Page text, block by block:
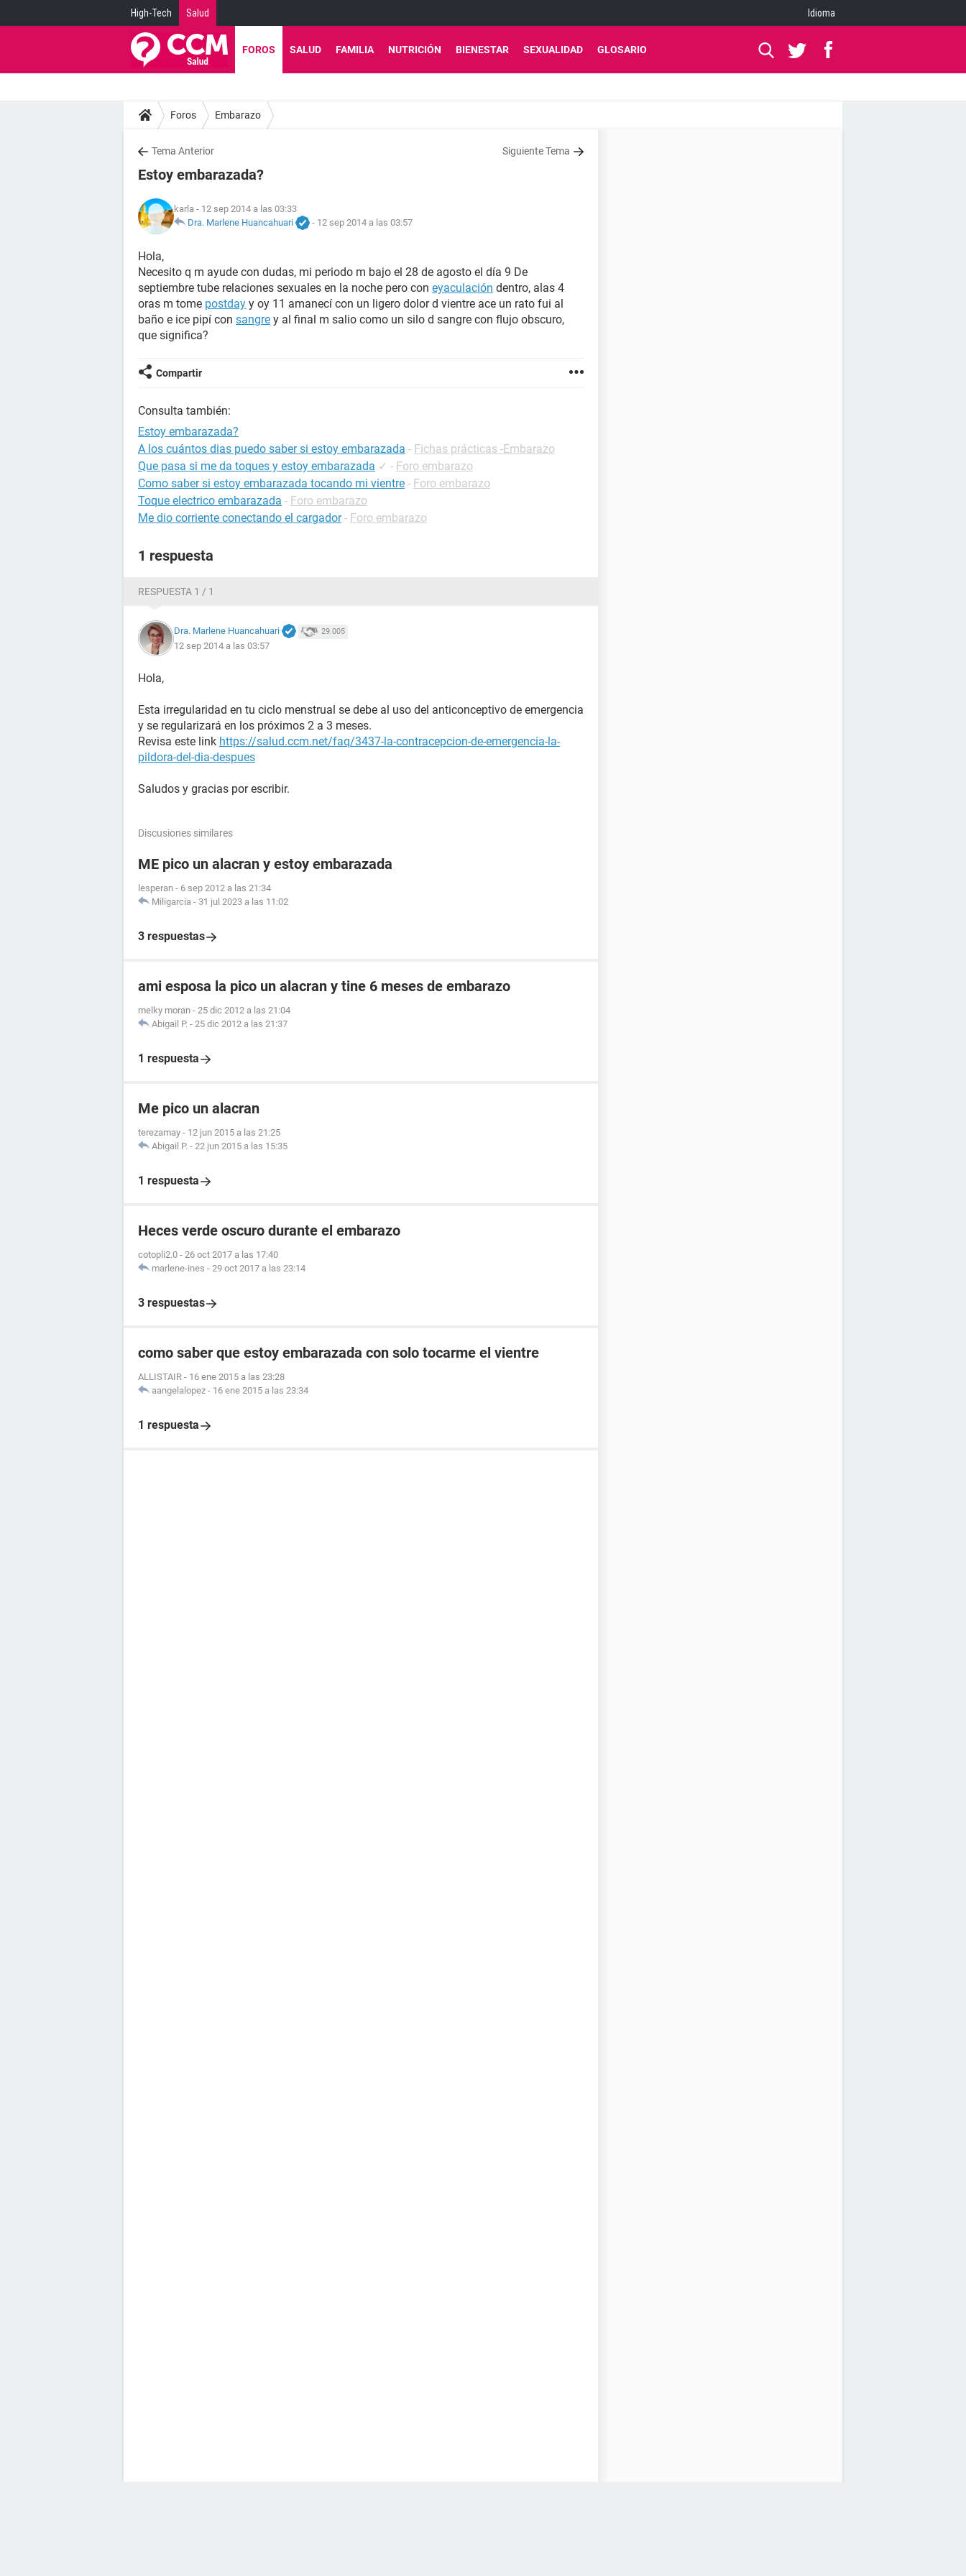
High-Tech Salud Idioma
FOROS SALUD FAMILIA NUTRICIÓN BIENESTAR SEXUALIDAD GLOSARIO
Foros Embarazo
Tema Anterior Siguiente Tema
Estoy embarazada?
karla - 12 sep 2014 a las 03:33
Dra. Marlene Huancahuari
- 12 sep 2014 a las 03:57
Hola,
Necesito q m ayude con dudas, mi periodo m bajo el 28 de agosto el día 9 De
septiembre tube relaciones sexuales en la noche pero con eyaculación dentro, alas 4
oras m tome postday y oy 11 amanecí con un ligero dolor d vientre ace un rato fui al
baño e ice pipí con sangre y al final m salio como un silo d sangre con flujo obscuro,
que significa?
Compartir
Consulta también:
Estoy embarazada?
A los cuántos dias puedo saber si estoy embarazada - Fichas prácticas -Embarazo
Que pasa si me da toques y estoy embarazada ✓ - Foro embarazo
Como saber si estoy embarazada tocando mi vientre - Foro embarazo
Toque electrico embarazada - Foro embarazo
Me dio corriente conectando el cargador - Foro embarazo
1 respuesta
RESPUESTA 1 / 1
Dra. Marlene Huancahuari 29.005
12 sep 2014 a las 03:57
Hola,
Esta irregularidad en tu ciclo menstrual se debe al uso del anticonceptivo de emergencia
y se regularizará en los próximos 2 a 3 meses.
Revisa este link https://salud.ccm.net/faq/3437-la-contracepcion-de-emergencia-la-
pildora-del-dia-despues
Saludos y gracias por escribir.
Discusiones similares
ME pico un alacran y estoy embarazada
lesperan - 6 sep 2012 a las 21:34
Miligarcia - 31 jul 2023 a las 11:02
3 respuestas
ami esposa la pico un alacran y tine 6 meses de embarazo
melky moran - 25 dic 2012 a las 21:04
Abigail P. - 25 dic 2012 a las 21:37
1 respuesta
Me pico un alacran
terezamay - 12 jun 2015 a las 21:25
Abigail P. - 22 jun 2015 a las 15:35
1 respuesta
Heces verde oscuro durante el embarazo
cotopli2.0 - 26 oct 2017 a las 17:40
marlene-ines - 29 oct 2017 a las 23:14
3 respuestas
como saber que estoy embarazada con solo tocarme el vientre
ALLISTAIR - 16 ene 2015 a las 23:28
aangelalopez - 16 ene 2015 a las 23:34
1 respuesta